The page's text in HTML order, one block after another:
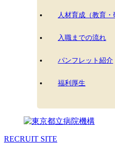
人材育成（教育・
入職までの流れ
パンフレット紹介
福利厚生
RECRUIT SITE